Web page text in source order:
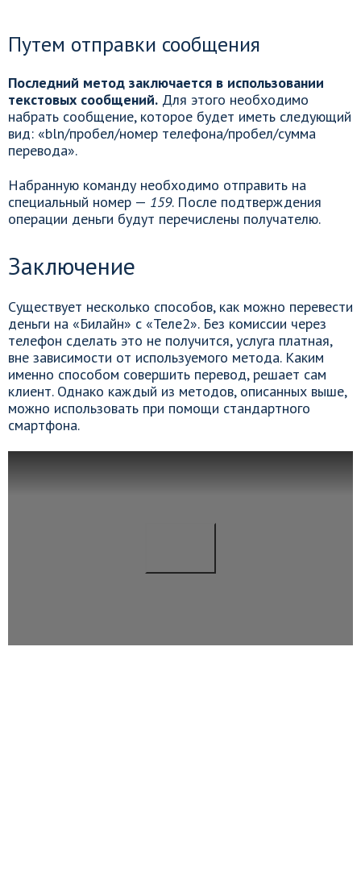
Путем отправки сообщения
Последний метод заключается в использовании
текстовых сообщений. Для этого необходимо
набрать сообщение, которое будет иметь следующий
вид: «bln/пробел/номер телефона/пробел/сумма
перевода».
Набранную команду необходимо отправить на
специальный номер — 159. После подтверждения
операции деньги будут перечислены получателю.
Заключение
Существует несколько способов, как можно перевести
деньги на «Билайн» с «Теле2». Без комиссии через
телефон сделать это не получится, услуга платная,
вне зависимости от используемого метода. Каким
именно способом совершить перевод, решает сам
клиент. Однако каждый из методов, описанных выше,
можно использовать при помощи стандартного
смартфона.